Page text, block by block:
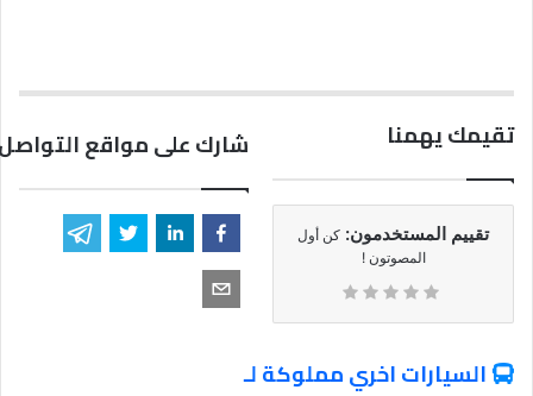
تقيمك يهمنا
تقييم المستخدمون: كن أول
المصوتون !
شارك على مواقع
السيارات اخري مملوكة لـ